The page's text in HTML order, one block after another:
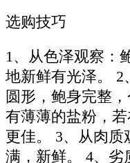
选购技巧
1、从色泽观察：
地新鲜有光泽。 2
圆形，鲍身完整
有薄薄的盐粉，
更佳。 3、从肉
满，新鲜。 4、劣